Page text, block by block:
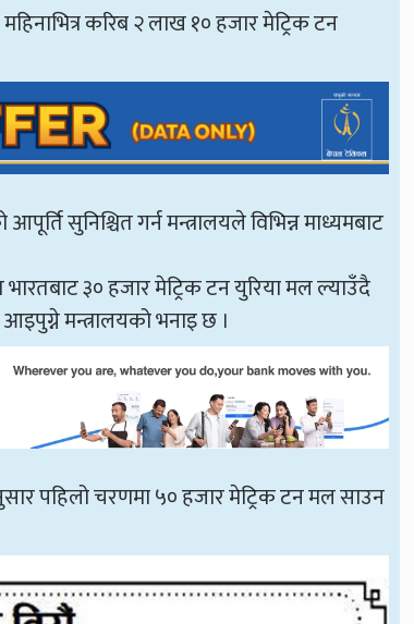
करिब २ लाख १० हजार मेट्रिक टन
सुनिश्चित गर्न मन्त्रालयले विभिन्न माध्यमबाट
३० हजार मेट्रिक टन युरिया मल ल्याउँदै
मन्त्रालयको भनाइ छ ।
पहिलो चरणमा ५० हजार मेट्रिक टन मल साउन